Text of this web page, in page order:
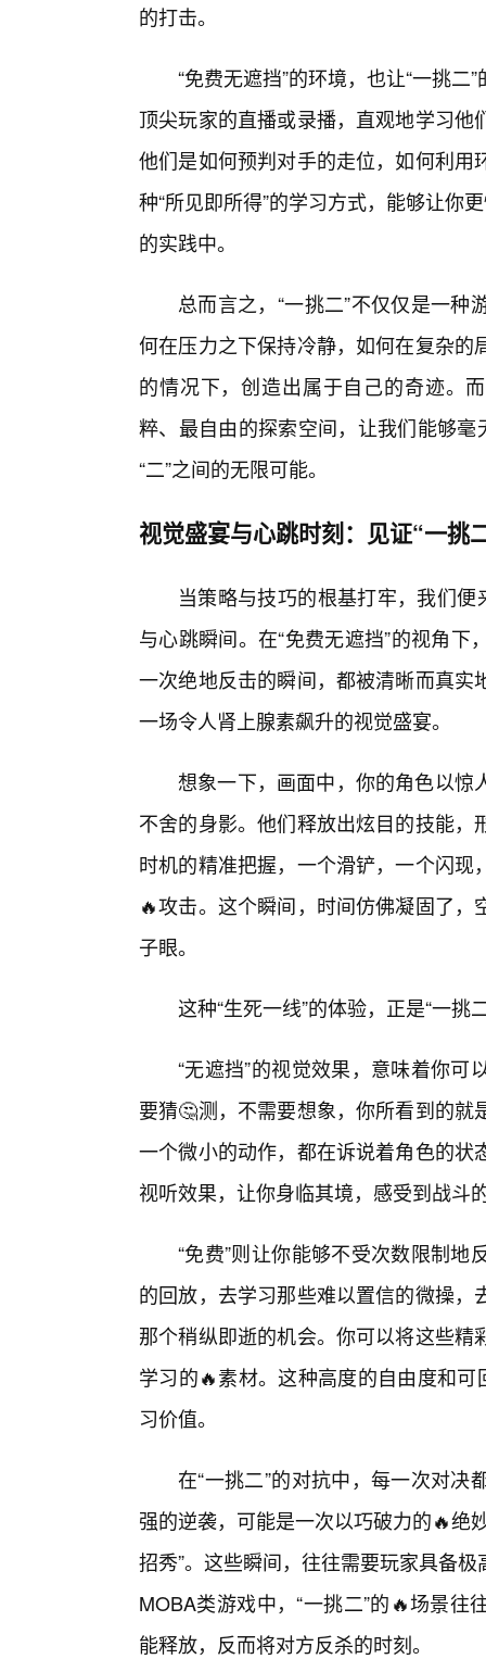
的打击。
“免费无遮挡”的环境，也让“一挑
顶尖玩家的直播或录播，直观地学习
他们是如何预判对手的走位，如何利
种“所见即所得”的学习方式，能够让你
的实践中。
总而言之，“一挑二”不仅仅是一
何在压力之下保持冷静，如何在复杂
的情况下，创造出属于自己的奇迹。
粹、最自由的探索空间，让我们能够
“二”之间的无限可能。
视觉盛宴与心跳时刻：见证“一挑
当策略与技巧的根基打牢，我们
与心跳瞬间。在“免费无遮挡”的视角
一次绝地反击的瞬间，都被清晰而真
一场令人肾上腺素飙升的视觉盛宴。
想象一下，画面中，你的角色以惊
不舍的身影。他们释放出炫目的技能
时机的精准把握，一个滑铲，一个闪
🔥攻击。这个瞬间，时间仿佛凝固了
子眼。
这种“生死一线”的体验，正是“一挑
“无遮挡”的视觉效果，意味着你
要猜🤔测，不需要想象，你所看到的
一个微小的动作，都在诉说着角色的
视听效果，让你身临其境，感受到战斗
“免费”则让你能够不受次数限制
的回放，去学习那些难以置信的微操
那个稍纵即逝的机会。你可以将这些
学习的🔥素材。这种高度的自由度和
习价值。
在“一挑二”的对抗中，每一次对
强的逆袭，可能是一次以巧破力的🔥绝
招秀”。这些瞬间，往往需要玩家具备
MOBA类游戏中，“一挑二”的🔥场景
能释放，反而将对方反杀的时刻。